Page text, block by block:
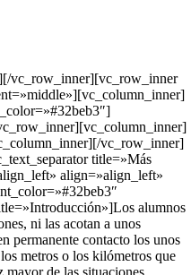
vc_row_inner][vc_row_inner
vc_row_inner]
title=»Más
align=»align_left»
alumnos
ni las acotan a unos
permanente contacto los unos
metros o los kilómetros que
mayor de las situaciones